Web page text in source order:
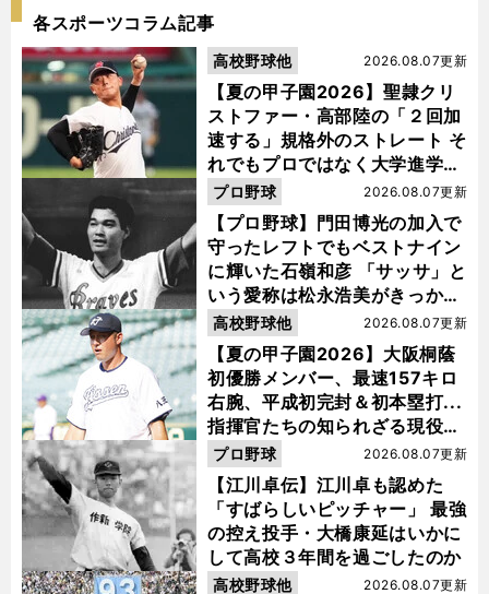
各スポーツコラム記事
【夏の甲子園2026】聖隷クリ
ストファー・高部陸の「２回加
速する」規格外のストレート そ
れでもプロではなく大学進学を
選ぶ理由
2026.08.07更新
高校野球他
【プロ野球】門田博光の加入で
守ったレフトでもベストナイン
に輝いた石嶺和彦 「サッサ」と
いう愛称は松永浩美がきっか
け？
2026.08.07更新
プロ野球
【夏の甲子園2026】大阪桐蔭
初優勝メンバー、最速157キロ
右腕、平成初完封＆初本塁打...
指揮官たちの知られざる現役時
代
2026.08.07更新
高校野球他
【江川卓伝】江川卓も認めた
「すばらしいピッチャー」 最強
の控え投手・大橋康延はいかに
して高校３年間を過ごしたのか
2026.08.07更新
プロ野球
2026.08.07更新
高校野球他